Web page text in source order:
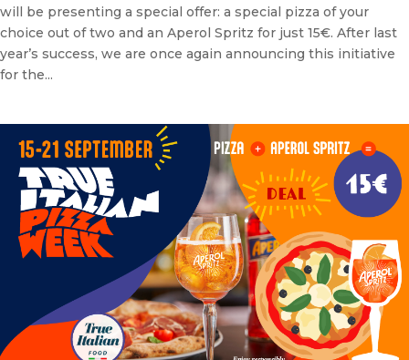
will be presenting a special offer: a special pizza of your
choice out of two and an Aperol Spritz for just 15€. After last
year’s success, we are once again announcing this initiative
for the...